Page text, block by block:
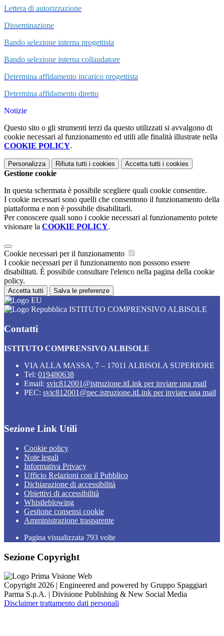
Lettera di autorizzazione
Disseminazione
Bando selezione interna progettista
Bando selezione interna collaudatore
Determina affidamento incarico progettista
Determina affidamento diretto
Notizie
Questo sito o gli strumenti terzi da questo utilizzati si avvalgono di
cookie necessari al funzionamento ed utili alle finalità illustrate nella
COOKIE POLICY.
Personalizza Rifiuta tutti i cookies Accetta tutti i cookies
Gestione cookie
In questa schermata è possibile scegliere quali cookie consentire.
I cookie necessari sono quelli che consentono il funzionamento della
piattaforma e non è possibile disabilitarli.
Per conoscere quali sono i cookie necessari al funzionamento potete
visionare la COOKIE POLICY.
Cookie necessari per il funzionamento
I cookie necessari per il funzionamento non possono essere
disabilitati. È possibile consultare l'elenco nella pagina della cookie
policy.
Accetta tutti Salva le preferenze
ISTITUTO COMPRENSIVO ALBISOLE
Contatti
ISTITUTO COMPRENSIVO ALBISOLE
VIA ALLA MASSA, 7 – 17011 ALBISOLA SUPERIORE
Tel: 019480638
Email: svic812001@istruzione.itLink per inviare una mail
PEC: svic812001@pec.istruzione.itLink per inviare una mail
Sezione Link Utili
Cookie policy
Note legali
Informativa Privacy
Ufficio Relazioni con il Pubblico
Dichiarazione di accessibilità
Obiettivi di accessibilità
Whistleblowing
Gestione consensi cookie
Amministrazione trasparente
Pagina visualizzata 793 volte
Sezione Copyright
Copyright 2026 | Engineered and powered by Gruppo Spaggiari
Parma S.p.A. | Divisione Publishing & New Social Media
Disclaimer trattamento dati personali